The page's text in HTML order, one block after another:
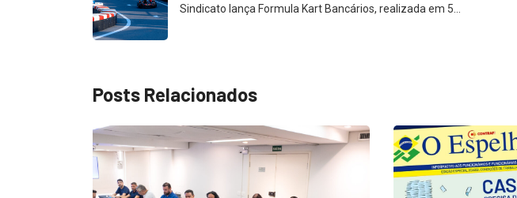
Sindicato lança Formula Kart Bancários, realizada em 5…
Posts Relacionados